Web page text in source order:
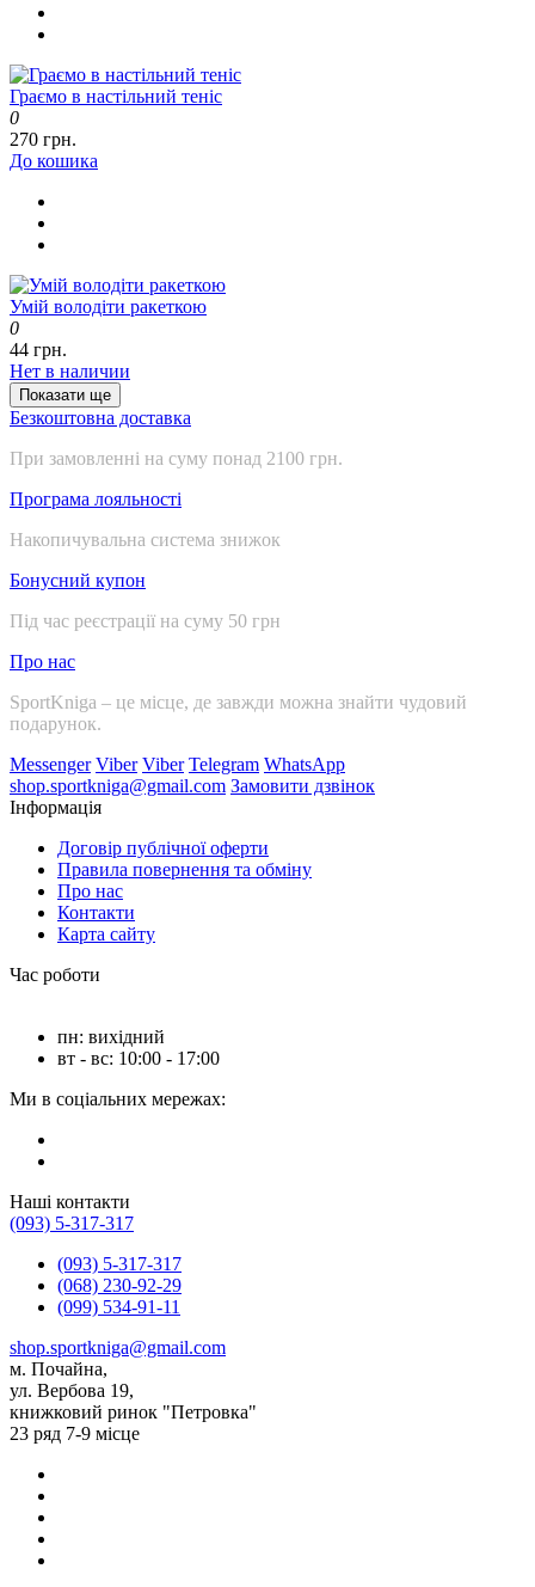
Граємо в настільний теніс
0
270 грн.
До кошика
Умій володіти ракеткою
0
44 грн.
Нет в наличии
Показати ще
Безкоштовна доставка
При замовленні на суму понад 2100 грн.
Програма лояльності
Накопичувальна система знижок
Бонусний купон
Під час реєстрації на суму 50 грн
Про нас
SportKniga – це місце, де завжди можна знайти чудовий
подарунок.
Messenger Viber Viber Telegram WhatsApp
shop.sportkniga@gmail.com Замовити дзвінок
Інформація
Договір публічної оферти
Правила повернення та обміну
Про нас
Контакти
Карта сайту
Час роботи
пн: вихідний
вт - вс: 10:00 - 17:00
Ми в соціальних мережах:
Наші контакти
(093) 5-317-317
(093) 5-317-317
(068) 230-92-29
(099) 534-91-11
shop.sportkniga@gmail.com
м. Почайна,
ул. Вербова 19,
книжковий ринок "Петровка"
23 ряд 7-9 місце